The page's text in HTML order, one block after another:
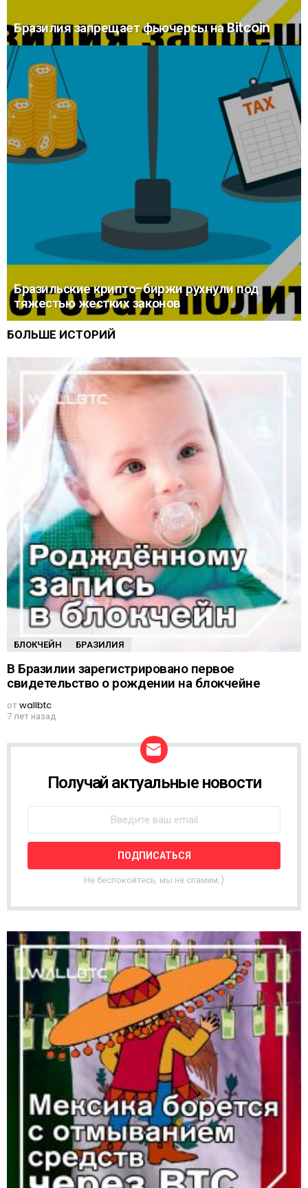
Бразилия запрещает фьючерсы на Bitcoin
Бразильские крипто-биржи рухнули под
тяжестью жестких законов
БОЛЬШЕ ИСТОРИЙ
БЛОКЧЕЙН БРАЗИЛИЯ
В Бразилии зарегистрировано первое
свидетельство о рождении на блокчейне
отwallbtc
7 лет назад
В
С
Т
Н
Р
С
С
Ы
Л
К
А
Получай актуальные новости
Не беспокойтесь, мы не спамим;)